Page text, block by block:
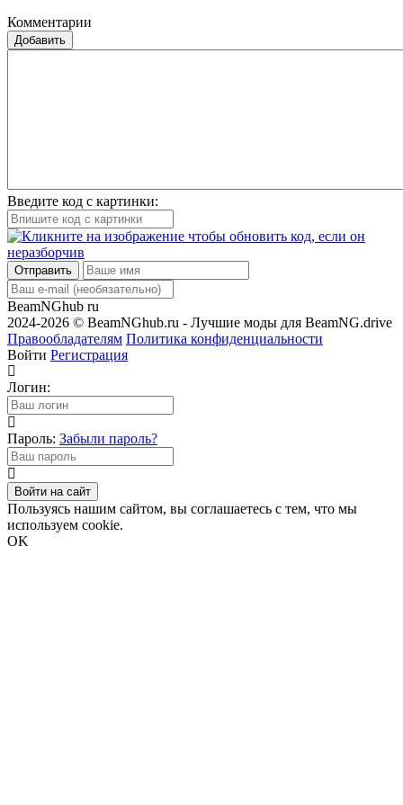
Комментарии
Добавить
Введите код с картинки:
Отправить
BeamNGhub ru
2024-2026 © BeamNGhub.ru - Лучшие моды для BeamNG.drive
Правообладателям Политика конфиденциальности
Войти Регистрация
Логин:
Пароль: Забыли пароль?
Войти на сайт
Пользуясь нашим сайтом, вы соглашаетесь с тем, что мы
используем cookie.
OK